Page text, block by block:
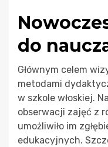
do
Głównym celem
metodami
w szkole włoskiej.
obserwacji zajęć z
umożliwiło im
edukacyjnych.